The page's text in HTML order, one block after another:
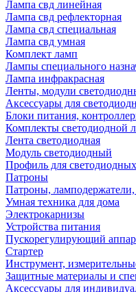
Лампа свд линейная
Лампа свд рефлекторная
Лампа свд специальная
Лампа свд умная
Комплект ламп
Лампы специального
Лампа инфракрасная
Ленты, модули
Аксессуары для
Блоки питания,
Комплекты светодиодной
Лента светодиодная
Модуль светодиодный
Профиль для
Патроны
Патроны, ламподержатели,
Умная техника для дома
Электрокарнизы
Устройства питания
Пускорегулирующий
Стартер
Инструмент,
Защитные материалы и
Аксессуары для